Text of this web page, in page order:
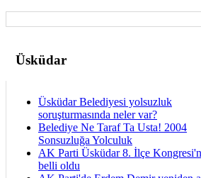
Üsküdar
Üsküdar Belediyesi yolsuzluk
soruşturmasında neler var?
Belediye Ne Taraf Ta Usta! 2004
Sonsuzluğa Yolculuk
AK Parti Üsküdar 8. İlçe
belli oldu